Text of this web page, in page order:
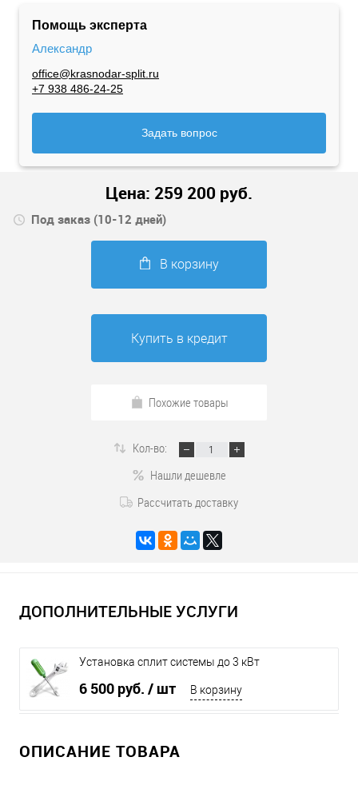
Помощь эксперта
Александр
office@krasnodar-split.ru
+7 938 486-24-25
Задать вопрос
Цена: 259 200 руб.
Под заказ (10-12 дней)
В корзину
Купить в кредит
Похожие товары
Кол-во:
Нашли дешевле
Рассчитать доставку
ДОПОЛНИТЕЛЬНЫЕ УСЛУГИ
Установка сплит системы до 3 кВт
6 500 руб. / шт В корзину
ОПИСАНИЕ ТОВАРА